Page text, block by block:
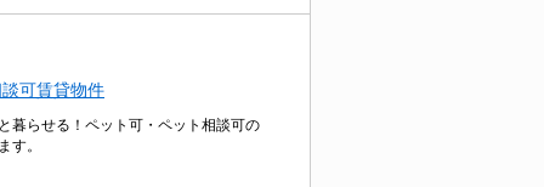
可賃貸物件
暮らせる！ペット可・ペット相談可の
す。